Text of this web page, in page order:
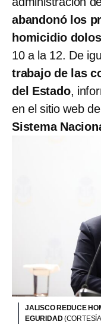
abandonó los
homicidio
10 a la 12. De
trabajo de las
del Estado,
en el sitio web
Sistema
JALISCO REDUCE
EGURIDAD